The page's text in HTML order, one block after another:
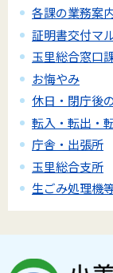
各課の業務案
証明書交付マ
玉里総合窓口
お悔やみ
休日・閉庁後
転入・転出・
庁舎・出張所
玉里総合支所
生ごみ処理機